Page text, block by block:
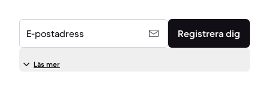
E-postadress Registrera dig
Läs mer